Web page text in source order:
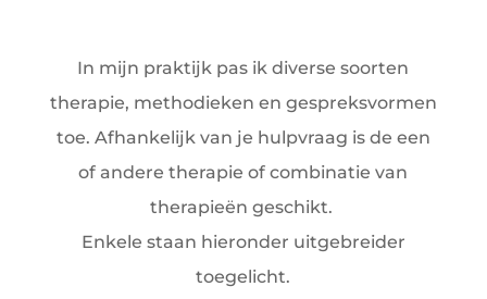
In mijn praktijk pas ik diverse soorten
therapie, methodieken en gespreksvormen
toe. Afhankelijk van je hulpvraag is de een
of andere therapie of combinatie van
therapieën geschikt.
Enkele staan hieronder uitgebreider
toegelicht.